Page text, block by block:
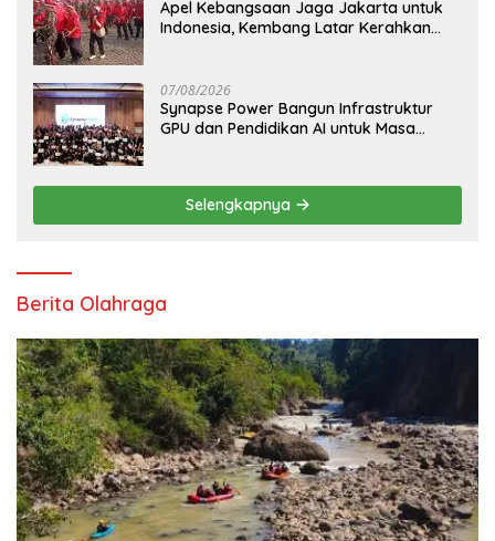
Apel Kebangsaan Jaga Jakarta untuk
Indonesia, Kembang Latar Kerahkan
07/08/2026
Synapse Power Bangun Infrastruktur
GPU dan Pendidikan AI untuk Masa
Selengkapnya
Berita Olahraga